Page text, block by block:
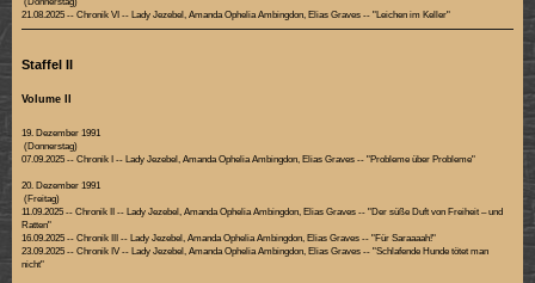
21.08.2025 -- Chronik VI -- Lady Jezebel, Amanda Ophelia Ambingdon, Elias Graves -- "Leichen im Keller"
Staffel II
Volume II
19. Dezember 1991
(Donnerstag)
07.09.2025 -- Chronik I -- Lady Jezebel, Amanda Ophelia Ambingdon, Elias Graves -- "Probleme über Probleme"
20. Dezember 1991
(Freitag)
11.09.2025 -- Chronik II -- Lady Jezebel, Amanda Ophelia Ambingdon, Elias Graves -- "Der süße Duft von Freiheit – und
Ratten"
16.09.2025 -- Chronik III -- Lady Jezebel, Amanda Ophelia Ambingdon, Elias Graves -- "Für Saraaaah!"
23.09.2025 -- Chronik IV -- Lady Jezebel, Amanda Ophelia Ambingdon, Elias Graves -- "Schlafende Hunde tötet man
nicht"